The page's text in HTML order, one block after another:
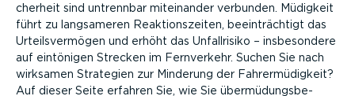
cherheit sind untrennbar miteinander verbunden. Müdigkeit
führt zu langsameren Reakti­ons­zeiten, beein­trächtigt das
Urteils­ver­mögen und erhöht das Unfall­risiko – insbe­sondere
auf eintönigen Strecken im Fernverkehr. Suchen Sie nach
wirksamen Strategien zur Minderung der Fahrer­mü­digkeit?
Auf dieser Seite erfahren Sie, wie Sie übermü­dungs­be­